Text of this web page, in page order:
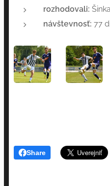
rozhodovali:
návštevnosť: 77
Share